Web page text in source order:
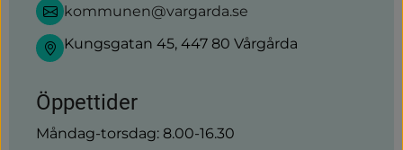
kommunen@vargarda.se
Kungsgatan 45, 447 80 Vårgårda
Öppettider
Måndag-torsdag: 8.00-16.30